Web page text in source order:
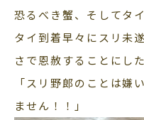
恐るべき蟹、そしてタ
タイ到着早々にスリ未
さで恩赦することにした
「スリ野郎のことは嫌
ません！！」